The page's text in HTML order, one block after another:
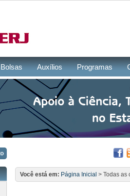
Bolsas Auxílios Programas
Você está em: Página Inicial > Todas as